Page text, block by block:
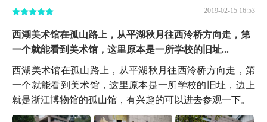
2019-02-15 16:53
西湖美术馆在孤山路上，从平湖秋月往西泠桥方向走，第
一个就能看到美术馆，这里原本是一所学校的旧址...
西湖美术馆在孤山路上，从平湖秋月往西泠桥方向走，第
一个就能看到美术馆，这里原本是一所学校的旧址，边上
就是浙江博物馆的孤山馆，有兴趣的可以进去参观一下。